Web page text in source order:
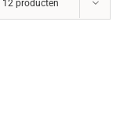
12 producten